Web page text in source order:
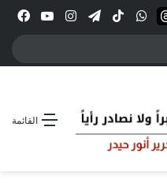
انستقرامتيلقرام‫TikTokواتسابthreads
القائمة